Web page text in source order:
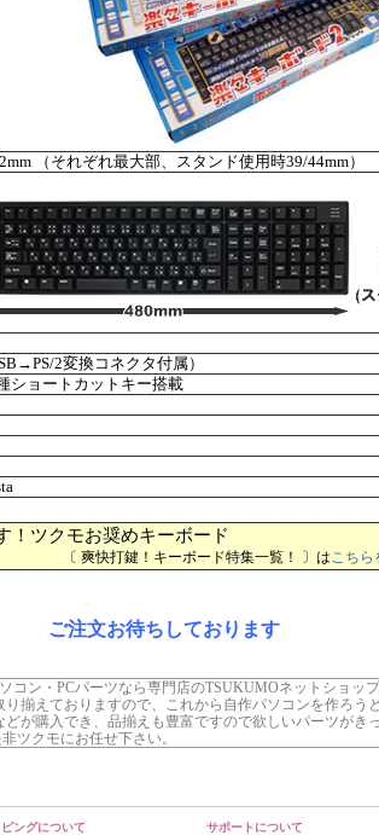
（それぞれ最大部、スタンド使用時39/44mm）
2変換コネクタ付属）
ショートカットキー搭載
！ツクモお奨めキーボード
〔 爽快打鍵！キーボード特集一覧！ 〕はこちら
ご注文お待ちしております
ン・PCパーツなら専門店のTSUKUMOネットショップ
揃えておりますので、これから自作パソコンを作ろう
が購入でき、品揃えも豊富ですので欲しいパーツがき
ツクモにお任せ下さい。
ングについて サポートについて